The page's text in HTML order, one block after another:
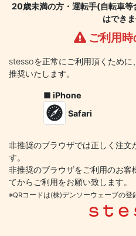
20歳未満の方・運転手(自転車
はできま
ご利用
stessoを正常にご利用頂くため
推奨いたします。
■ iPhone
Safari
非推奨のブラウザでは正しく注文
す。
非推奨のブラウザをご利用のお客
てからご利用をお願い致します。
※QRコードは(株)デンソーウェーブの登